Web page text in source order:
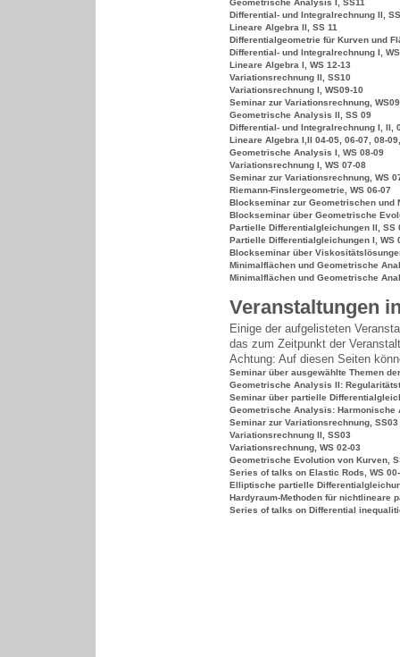
Geometrische Analysis I, SS11
Differential- und Integralrechnung II,
Lineare Algebra II, SS 11
Differentialgeometrie für Kurven und
Differential- und Integralrechnung I,
Lineare Algebra I, WS 12-13
Variationsrechnung II, SS10
Variationsrechnung I, WS09-10
Seminar zur Variationsrechnung,
Geometrische Analysis II, SS 09
Differential- und Integralrechnung I, II,
Lineare Algebra I,II 04-05, 06-07, 08-
Geometrische Analysis I, WS 08-09
Variationsrechnung I, WS 07-08
Seminar zur Variationsrechnung, WS
Riemann-Finslergeometrie, WS 06-07
Blockseminar zur Geometrischen und
Blockseminar über Geometrische
Partielle Differentialgleichungen II, SS
Partielle Differentialgleichungen I, WS
Blockseminar über
Minimalflächen und Geometrische
Minimalflächen und Geometrische
Veranstaltungen
Einige der aufgelisteten
das zum Zeitpunkt der
Achtung: Auf diesen Seiten
Seminar über ausgewählte Themen
Geometrische Analysis II:
Seminar über partielle
Geometrische Analysis: Harmonische
Seminar zur Variationsrechnung, SS03
Variationsrechnung II, SS03
Variationsrechnung, WS 02-03
Geometrische Evolution von Kurven,
Series of talks on Elastic Rods, WS
Elliptische partielle
Hardyraum-Methoden für nichtlineare
Series of talks on Differential